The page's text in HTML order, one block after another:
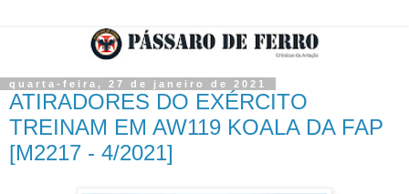
quarta-feira, 27 de janeiro de 2021
ATIRADORES DO EXÉRCITO
TREINAM EM AW119 KOALA DA FAP
[M2217 - 4/2021]